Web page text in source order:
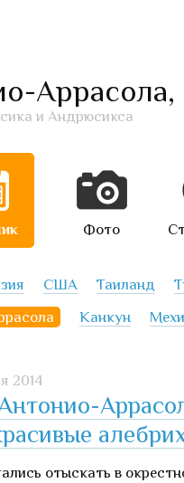
и Андрюсикса
Фото
США Таиланд
Канкун
2014
отыскать в